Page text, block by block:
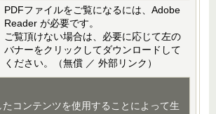
PDFファイルをご覧になるには、Adobe
Reader が必要です。
ご覧頂けない場合は、必要に応じて左の
バナーをクリックしてダウンロードして
ください。（無償 ／ 外部リンク）
たコンテンツを使用することによって生